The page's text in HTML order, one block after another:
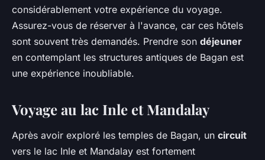
considérablement votre expérience du voyage.
Assurez-vous de réserver à l'avance, car ces hôtels
sont souvent très demandés. Prendre son déjeuner
en contemplant les structures antiques de Bagan est
une expérience inoubliable.
Voyage au lac Inle et Mandalay
Après avoir exploré les temples de Bagan, un circuit
vers le lac Inle et Mandalay est fortement